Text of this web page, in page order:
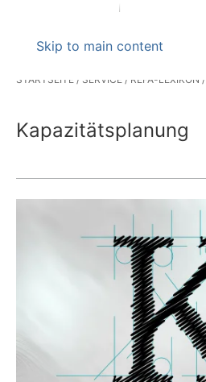
Skip to main content
STARTSEITE SERVICE REFA-LEXIKON
Kapazitätsplanung